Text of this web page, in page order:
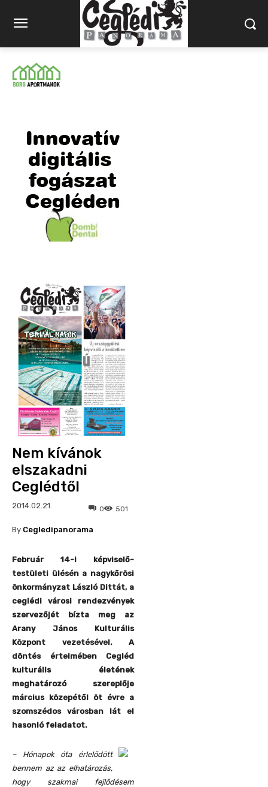
Nem kívánok
elszakadni
Ceglédtől
2014.02.21. 501
0
By Cegledipanorama
Február 14-i képviselő-
testületi ülésén a nagykőrösi
önkormányzat László Dittát, a
ceglédi városi rendezvények
szervezőjét bízta meg az
Arany János Kulturális
Központ vezetésével. A
döntés értelmében Cegléd
kulturális életének
meghatározó szereplője
március közepétől öt évre a
szomszédos városban lát el
hasonló feladatot.
– Hónapok óta érlelődött
bennem az az elhatározás,
hogy szakmai fejlődésem